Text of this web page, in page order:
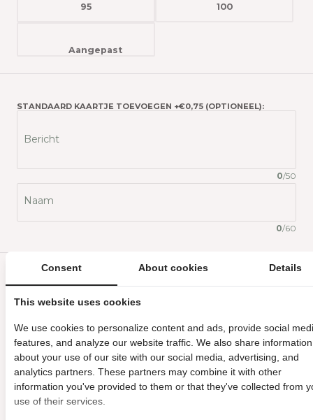
95 100
STANDAARD KAARTJE TOEVOEGEN +€0,75 (OPTIONEEL):
Bericht
0/50
Naam
0/60
IN WINKELWAGEN
In onze winkel hebben wij leuke cadeautjes; voor
iedereen wat wils! Kom je er niet uit wat voor cadeau je
wil geven? Een cadeaubon doet het altijd goed!
Wil jij iemand een leuke cadeaubon geven van onze
winkel & webshop? Wij pakken hem met ontzettend
Consent About cookies Details
This website uses cookies
We use cookies to personalize content and ads, provide social
features, and analyze our website traffic. We also share information
about your use of our site with our social media, advertising, and
analytics partners. These partners may combine it with other
information you've provided to them or that they've collected from
use of their services.